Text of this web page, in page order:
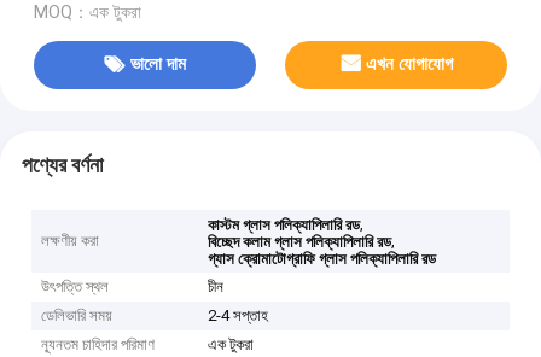
MOQ：এক টুকরা
ভালো দাম এখন যোগাযোগ
পণ্যের বর্ণনা
লক্ষণীয় করা
কাস্টম গ্লাস পলিক্যাপিলারি রড,
বিচ্ছেদ কলাম গ্লাস পলিক্যাপিলারি রড,
গ্যাস ক্রোমাটোগ্রাফি গ্লাস পলিক্যাপিলারি রড
উৎপত্তি স্থল
চীন
ডেলিভারি সময়
2-4 সপ্তাহ
ন্যূনতম চাহিদার পরিমাণ
এক টুকরা